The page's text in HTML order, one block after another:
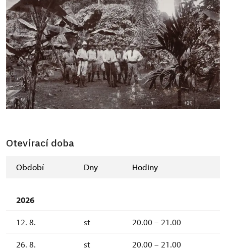
Otevírací doba
Období Dny Hodiny
2026
12. 8. st 20.00 – 21.00
26. 8. st 20.00 – 21.00